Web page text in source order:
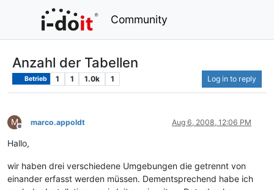
Community
Anzahl der Tabellen
Betrieb 1 1 1.0k 1 Log in to reply
M
Offline
marco.appoldt Aug 6, 2008, 12:06 PM
Hallo,
wir haben drei verschiedene Umgebungen die getrennt von
einander erfasst werden müssen. Dementsprechend habe ich